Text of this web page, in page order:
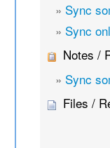
» Sync
» Sync
Notes /
» Sync
Files /